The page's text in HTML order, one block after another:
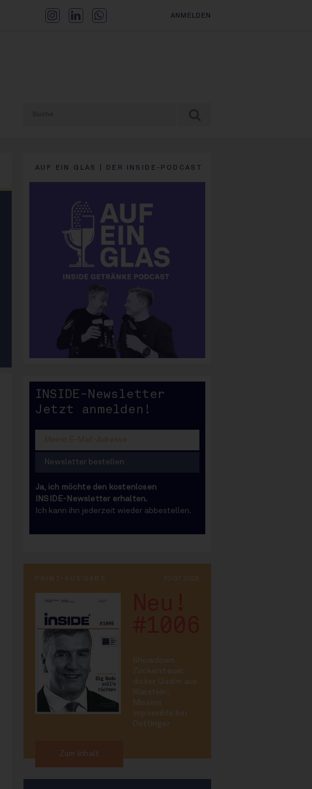
ANMELDEN
AUF EIN GLAS | DER INSIDE-PODCAST
INSIDE
INSIDE-Newsletter
Jetzt anmelden!
Ja, ich möchte den kostenlosen
INSIDE-Newsletter erhalten.
Ich kann ihn jederzeit wieder abbestellen.
PRINT-AUSGABE 30.07.2026
Showdown
Zuckersteuer,
dicker Qualm aus
Warstein,
Mission
Impossible bei
Oettinger
Zum Inhalt